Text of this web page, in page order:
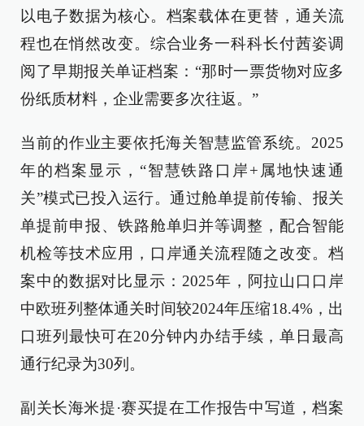
以电子数据为核心。档案载体在更替，通关流
程也在悄然改变。综合业务一科科长付茜姿调
阅了早期报关单证档案：“那时一票货物对应多
份纸质材料，企业需要多次往返。”
当前的作业主要依托海关智慧监管系统。2025
年的档案显示，“智慧铁路口岸+属地快速通
关”模式已投入运行。通过舱单提前传输、报关
单提前申报、铁路舱单归并等调整，配合智能
机检等技术应用，口岸通关流程随之改变。档
案中的数据对比显示：2025年，阿拉山口口岸
中欧班列整体通关时间较2024年压缩18.4%，出
口班列最快可在20分钟内办结手续，单日最高
通行纪录为30列。
副关长海米提·赛买提在工作报告中写道，档案